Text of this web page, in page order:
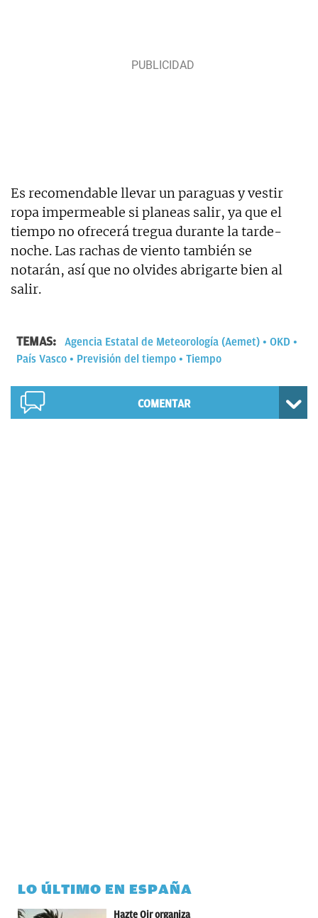
Es recomendable llevar un paraguas y vestir
ropa impermeable si planeas salir, ya que el
tiempo no ofrecerá tregua durante la tarde-
noche. Las rachas de viento también se
notarán, así que no olvides abrigarte bien al
salir.
TEMAS: Agencia Estatal de Meteorología (Aemet)
OKD
País Vasco
Previsión del tiempo Tiempo
COMENTAR
LO ÚLTIMO EN ESPAÑA
Hazte Oir organiza